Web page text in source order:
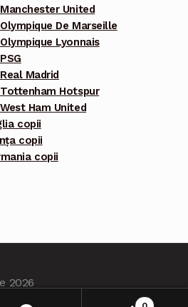
United
De Marseille
Lyonnais
Madrid
Hotspur
Ham United
copii
copii
copii
2026